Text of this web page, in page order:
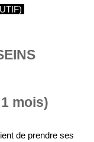
mois)
de prendre ses